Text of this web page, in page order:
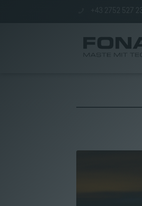
+43 2752 527 23